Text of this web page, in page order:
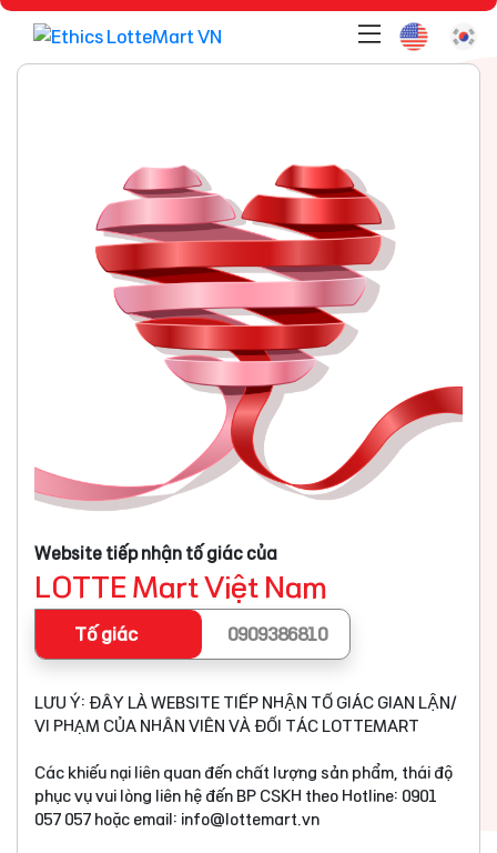
Website tiếp nhận tố giác của
LOTTE Mart Việt Nam
Tố giác 0909386810
LƯU Ý: ĐÂY LÀ WEBSITE TIẾP NHẬN TỐ GIÁC GIAN LẬN/
VI PHẠM CỦA NHÂN VIÊN VÀ ĐỐI TÁC LOTTEMART
Các khiếu nại liên quan đến chất lượng sản phẩm, thái độ
phục vụ vui lòng liên hệ đến BP CSKH theo Hotline: 0901
057 057 hoặc email: info@lottemart.vn